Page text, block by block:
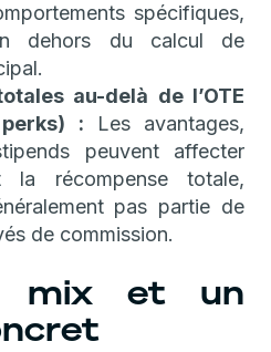
spécifiques,
dehors du calcul de
au-delà de l’OTE
: Les avantages,
peuvent affecter
la récompense totale,
pas partie de
de commission.
mix et un